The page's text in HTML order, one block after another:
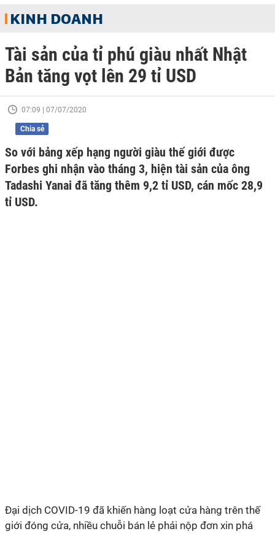
KINH DOANH
Tài sản của tỉ phú giàu nhất Nhật
Bản tăng vọt lên 29 tỉ USD
07:09 | 07/07/2020
Chia sẻ
So với bảng xếp hạng người giàu thế giới được
Forbes ghi nhận vào tháng 3, hiện tài sản của ông
Tadashi Yanai đã tăng thêm 9,2 tỉ USD, cán mốc 28,9
tỉ USD.
Đại dịch COVID-19 đã khiến hàng loạt cửa hàng trên thế
giới đóng cửa, nhiều chuỗi bán lẻ phải nộp đơn xin phá